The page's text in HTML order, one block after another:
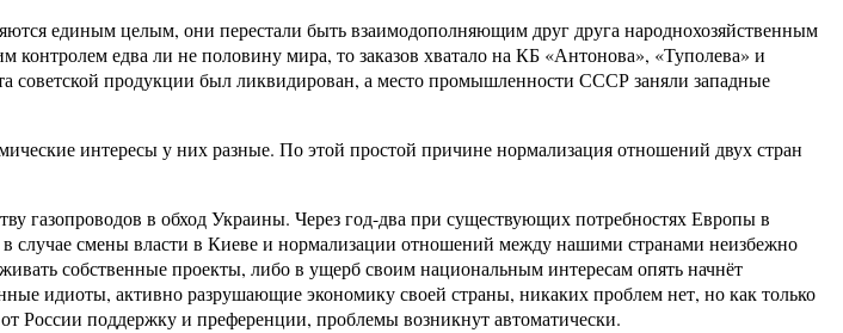
единым целым, они перестали быть взаимодополняющим друг друга народнохозяйственным
едва ли не половину мира, то заказов хватало на КБ «Антонова», «Туполева» и
продукции был ликвидирован, а место промышленности СССР заняли западные
интересы у них разные. По этой простой причине нормализация отношений двух стран
газопроводов в обход Украины. Через год-два при существующих потребностях Европы в
случае смены власти в Киеве и нормализации отношений между нашими странами неизбежно
собственные проекты, либо в ущерб своим национальным интересам опять начнёт
идиоты, активно разрушающие экономику своей страны, никаких проблем нет, но как только
России поддержку и преференции, проблемы возникнут автоматически.